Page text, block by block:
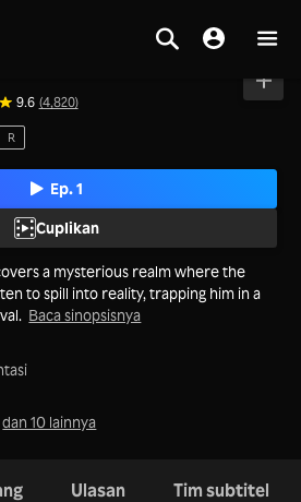
9.6 (4,820)
R
Ep. 1
Cuplikan
a mysterious realm where the
to spill into reality, trapping him in a
Baca sinopsisnya
dan 10 lainnya
Ulasan Tim subtitel